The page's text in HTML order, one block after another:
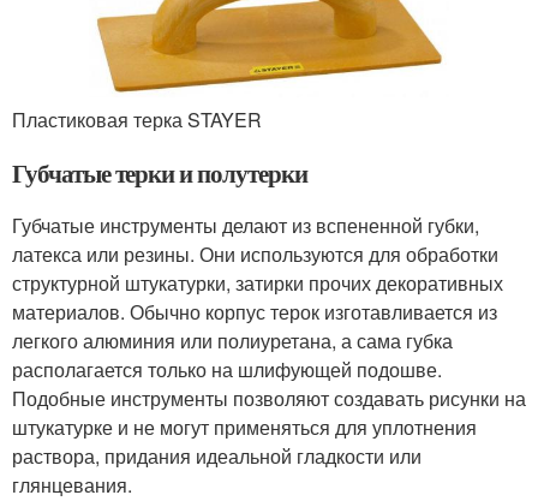
Пластиковая терка STAYER
Губчатые терки и полутерки
Губчатые инструменты делают из вспененной губки,
латекса или резины. Они используются для обработки
структурной штукатурки, затирки прочих декоративных
материалов. Обычно корпус терок изготавливается из
легкого алюминия или полиуретана, а сама губка
располагается только на шлифующей подошве.
Подобные инструменты позволяют создавать рисунки на
штукатурке и не могут применяться для уплотнения
раствора, придания идеальной гладкости или
глянцевания.